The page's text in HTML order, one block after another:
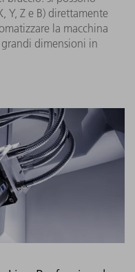
Y, Z e B) direttamente
la macchina
dimensioni in